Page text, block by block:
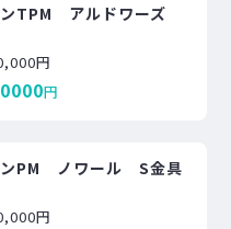
TPM アルドワーズ
円
円
PM ノワール S金具
円